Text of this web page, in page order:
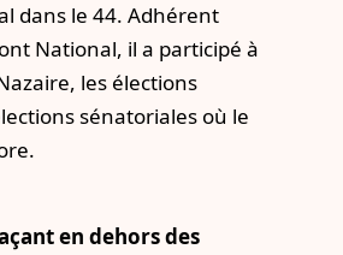
dans le 44. Adhérent
National, il a participé à
les élections
sénatoriales où le
en dehors des